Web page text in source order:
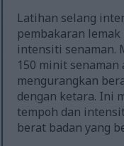
Latihan selang
pembakaran
intensiti senaman.
150 minit
mengurangkan
dengan ketara. Ini
tempoh dan
berat badan yang